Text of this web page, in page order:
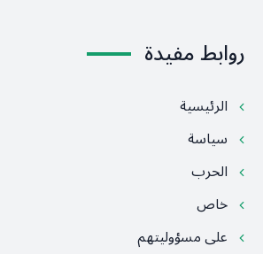
روابط مفيدة
الرئيسية
سياسة
الحرب
خاص
على مسؤوليتهم